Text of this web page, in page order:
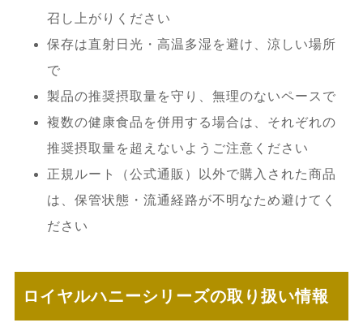
召し上がりください
保存は直射日光・高温多湿を避け、涼しい場所
で
製品の推奨摂取量を守り、無理のないペースで
複数の健康食品を併用する場合は、それぞれの
推奨摂取量を超えないようご注意ください
正規ルート（公式通販）以外で購入された商品
は、保管状態・流通経路が不明なため避けてく
ださい
ロイヤルハニーシリーズの取り扱い情報